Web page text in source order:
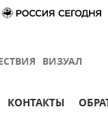
ВИЗУАЛ
КОНТАКТЫ